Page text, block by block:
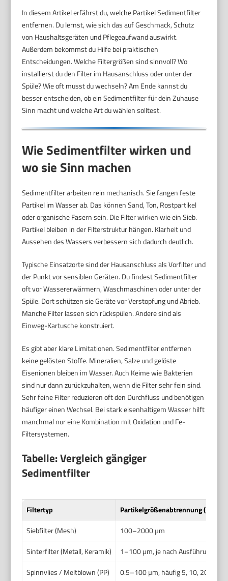
In diesem Artikel erfährst du, welche Partikel Sedimentfilter
entfernen. Du lernst, wie sich das auf Geschmack, Schutz
von Haushaltsgeräten und Pflegeaufwand auswirkt.
Außerdem bekommst du Hilfe bei praktischen
Entscheidungen. Welche Filtergrößen sind sinnvoll? Wo
installierst du den Filter im Hausanschluss oder unter der
Spüle? Wie oft musst du wechseln? Am Ende kannst du
besser entscheiden, ob ein Sedimentfilter für dein Zuhause
Sinn macht und welche Art du wählen solltest.
Wie Sedimentfilter wirken und
wo sie Sinn machen
Sedimentfilter arbeiten rein mechanisch. Sie fangen feste
Partikel im Wasser ab. Das können Sand, Ton, Rostpartikel
oder organische Fasern sein. Die Filter wirken wie ein Sieb.
Partikel bleiben in der Filterstruktur hängen. Klarheit und
Aussehen des Wassers verbessern sich dadurch deutlich.
Typische Einsatzorte sind der Hausanschluss als Vorfilter und
der Punkt vor sensiblen Geräten. Du findest Sedimentfilter
oft vor Wassererwärmern, Waschmaschinen oder unter der
Spüle. Dort schützen sie Geräte vor Verstopfung und Abrieb.
Manche Filter lassen sich rückspülen. Andere sind als
Einweg-Kartusche konstruiert.
Es gibt aber klare Limitationen. Sedimentfilter entfernen
keine gelösten Stoffe. Mineralien, Salze und gelöste
Eisenionen bleiben im Wasser. Auch Keime wie Bakterien
sind nur dann zurückzuhalten, wenn die Filter sehr fein sind.
Sehr feine Filter reduzieren oft den Durchfluss und benötigen
häufiger einen Wechsel. Bei stark eisenhaltigem Wasser hilft
manchmal nur eine Kombination mit Oxidation und Fe-
Filtersystemen.
Tabelle: Vergleich gängiger
Sedimentfilter
Filtertyp
Partikelgrößenabtrennung (µm)
Siebfilter (Mesh)
100–2000 µm
Sinterfilter (Metall, Keramik)
1–100 µm, je nach Ausführung
Spinnvlies / Meltblown (PP)
0.5–100 µm, häufig 5, 10, 20, 50